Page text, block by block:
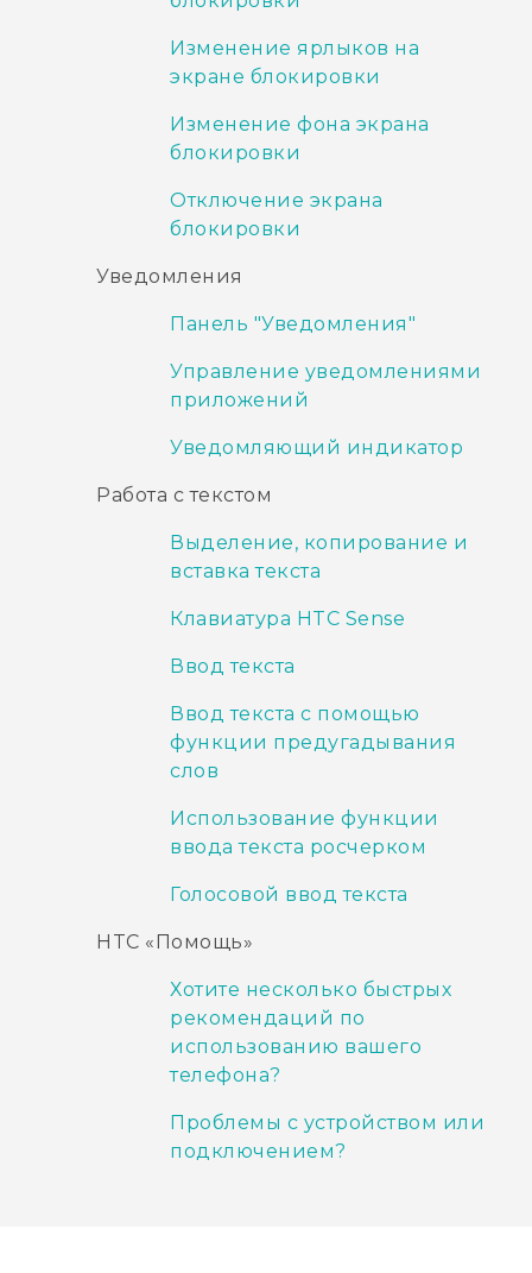
Изменение ярлыков на
экране блокировки
Изменение фона экрана
блокировки
Отключение экрана
блокировки
Уведомления
Панель "‍Уведомления"‍
Управление уведомлениями
приложений
Уведомляющий индикатор
Работа с текстом
Выделение, копирование и
вставка текста
Клавиатура HTC Sense
Ввод текста
Ввод текста с помощью
функции предугадывания
слов
Использование функции
ввода текста росчерком
Голосовой ввод текста
HTC «Помощь»
Хотите несколько быстрых
рекомендаций по
использованию вашего
телефона?
Проблемы с устройством или
подключением?